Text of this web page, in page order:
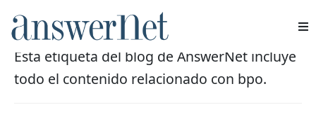
Servicios
BPO
Esta etiqueta del blog de AnswerNet incluye
todo el contenido relacionado con bpo.